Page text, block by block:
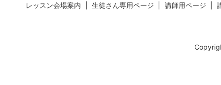
レッスン会場案内
生徒さん専用ページ 講師用ページ